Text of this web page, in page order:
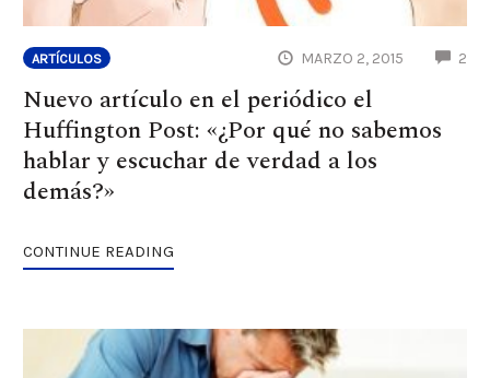
ARTÍCULOS MARZO 2, 2015 2
Nuevo artículo en el periódico el
Huffington Post: «¿Por qué no sabemos
hablar y escuchar de verdad a los
demás?»
CONTINUE READING